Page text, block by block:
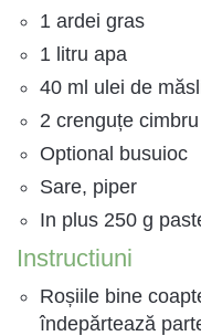
1 ardei gras
1 litru apa
40 ml ulei de
2 crenguțe cimbru
Optional busuioc
Sare, piper
In plus 250 g
Instructiuni
Roșiile bine
îndepărtează